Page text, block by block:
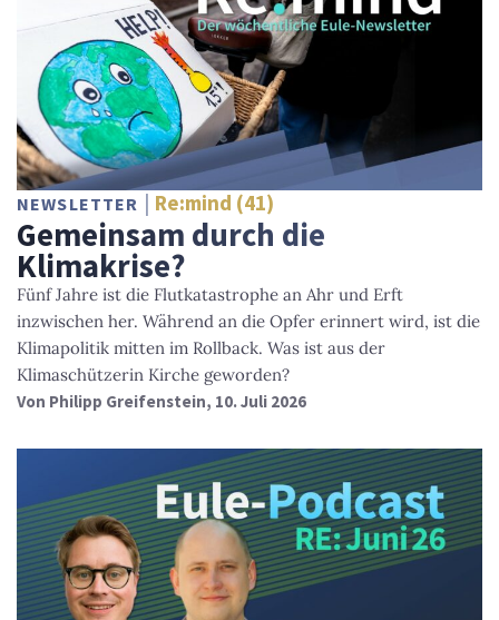
NEWSLETTER Re:mind (41)
Gemeinsam durch die
Klimakrise?
Fünf Jahre ist die Flutkatastrophe an Ahr und Erft
inzwischen her. Während an die Opfer erinnert wird, ist die
Klimapolitik mitten im Rollback. Was ist aus der
Klimaschützerin Kirche geworden?
Von Philipp Greifenstein, 10. Juli 2026